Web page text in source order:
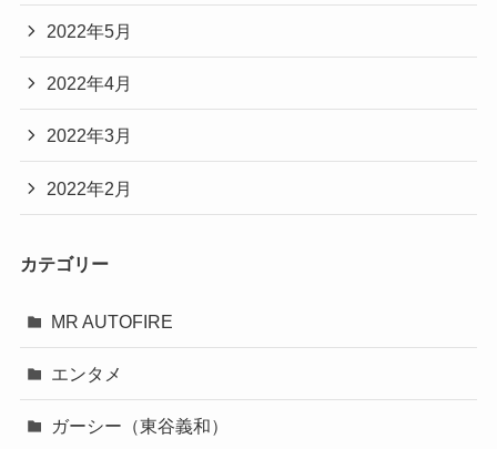
2022年5月
2022年4月
2022年3月
2022年2月
カテゴリー
MR AUTOFIRE
エンタメ
ガーシー（東谷義和）